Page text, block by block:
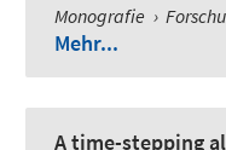
Monografie ›
Mehr...
A time-stepping